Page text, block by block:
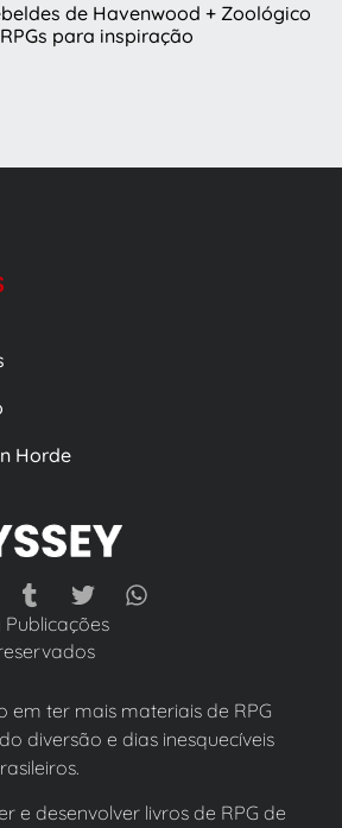
de Havenwood + Zoológico
para inspiração
Horde
em ter mais materiais de RPG
diversão e dias inesquecíveis
e desenvolver livros de RPG de